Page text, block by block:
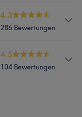
4.3
286 Bewertungen
4.5
104 Bewertungen